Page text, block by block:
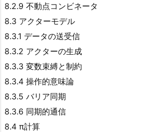
8.2.9 不動点コンビネータ
8.3 アクターモデル
8.3.1 データの送受信
8.3.2 アクターの生成
8.3.3 変数束縛と制約
8.3.4 操作的意味論
8.3.5 バリア同期
8.3.6 同期的通信
8.4 π計算